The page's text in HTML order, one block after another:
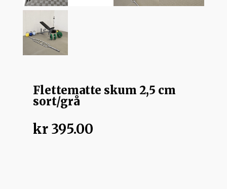
Flettematte skum 2,5 cm
sort/grå
kr395.00